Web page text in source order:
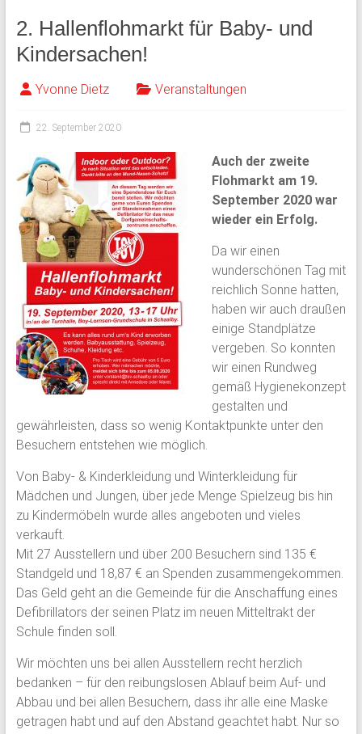
2. Hallenflohmarkt für Baby- und
Kindersachen!
Yvonne Dietz Veranstaltungen
22. September 2020
Auch der zweite
Flohmarkt am 19.
September 2020 war
wieder ein Erfolg.
Da wir einen
wunderschönen Tag mit
reichlich Sonne hatten,
haben wir auch draußen
einige Standplätze
vergeben. So konnten
wir einen Rundweg
gemäß Hygienekonzept
gestalten und
gewährleisten, dass so wenig Kontaktpunkte unter den
Besuchern entstehen wie möglich.
Von Baby- & Kinderkleidung und Winterkleidung für
Mädchen und Jungen, über jede Menge Spielzeug bis hin
zu Kindermöbeln wurde alles angeboten und vieles
verkauft.
Mit 27 Ausstellern und über 200 Besuchern sind 135 €
Standgeld und 18,87 € an Spenden zusammengekommen.
Das Geld geht an die Gemeinde für die Anschaffung eines
Defibrillators der seinen Platz im neuen Mitteltrakt der
Schule finden soll.
Wir möchten uns bei allen Ausstellern recht herzlich
bedanken – für den reibungslosen Ablauf beim Auf- und
Abbau und bei allen Besuchern, dass ihr alle eine Maske
getragen habt und auf den Abstand geachtet habt. Nur so